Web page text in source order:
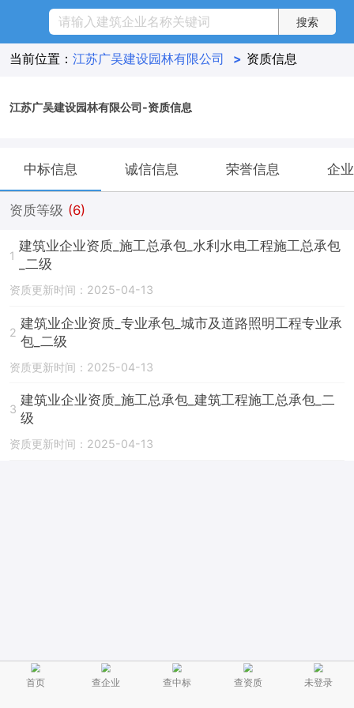
当前位置： 江苏广吴建设园林有限公司 > 资质信息
江苏广吴建设园林有限公司-资质信息
中标信息 诚信信息 荣誉信息 企
资质等级 (6)
1
建筑业企业资质_施工总承包_水利水电工程施工总承包
_二级
资质更新时间：2025-04-13
2
建筑业企业资质_专业承包_城市及道路照明工程专业承
包_二级
资质更新时间：2025-04-13
3
建筑业企业资质_施工总承包_建筑工程施工总承包_二
级
资质更新时间：2025-04-13
首页 查企业 查中标 查资质 未登录